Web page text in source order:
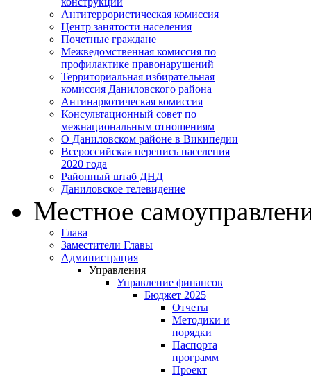
Антитеррористическая комиссия
Центр занятости населения
Почетные граждане
Межведомственная комиссия по
профилактике правонарушений
Территориальная избирательная
комиссия Даниловского района
Антинаркотическая комиссия
Консультационный совет по
межнациональным отношениям
О Даниловском районе в Википедии
Всероссийская перепись населения
2020 года
Районный штаб ДНД
Даниловское телевидение
Местное
Глава
Заместители Главы
Администрация
Управления
Управление финансов
Бюджет 2025
Отчеты
Методики и
порядки
Паспорта
программ
Проект